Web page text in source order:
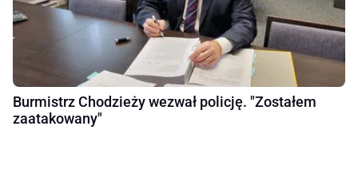
Burmistrz Chodzieży wezwał policję. "Zostałem
zaatakowany"